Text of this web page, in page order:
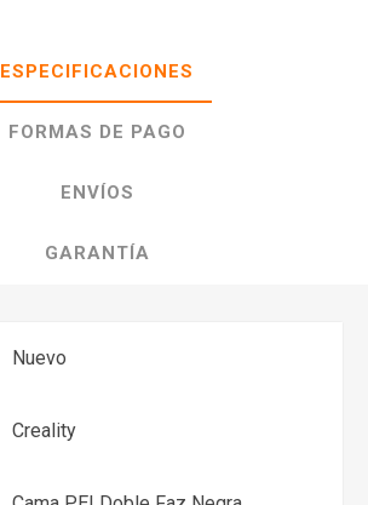
ESPECIFICACIONES
FORMAS DE PAGO
ENVÍOS
GARANTÍA
Nuevo
Creality